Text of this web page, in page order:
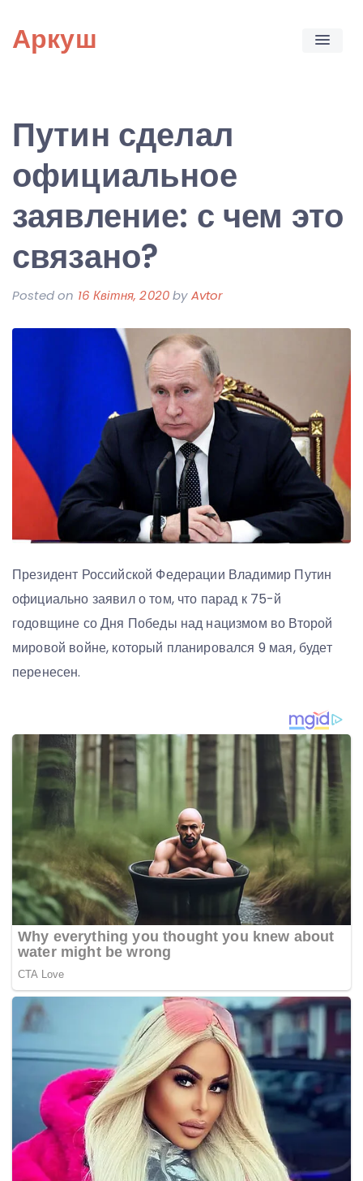
content
Аркуш
Путин сделал
официальное
заявление: с чем это
связано?
Posted on 16 Квітня, 2020byAvtor
Президент Российской Федерации Владимир Путин
официально заявил о том, что парад к 75-й
годовщине со Дня Победы над нацизмом во Второй
мировой войне, который планировался 9 мая, будет
перенесен.